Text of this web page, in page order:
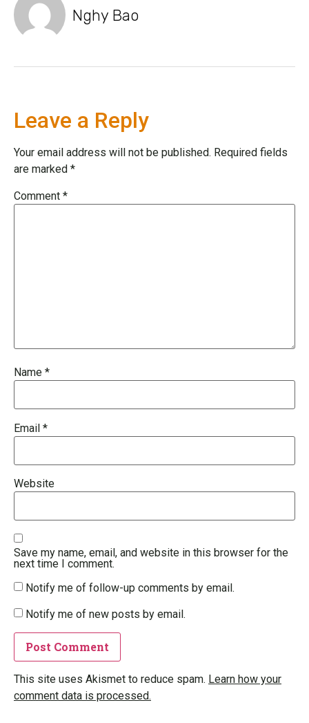
Nghy Bao
Leave a Reply
Your email address will not be published. Required fields
are marked *
Comment *
Name *
Email *
Website
Save my name, email, and website in this browser for the
next time I comment.
Notify me of follow-up comments by email.
Notify me of new posts by email.
This site uses Akismet to reduce spam. Learn how your
comment data is processed.